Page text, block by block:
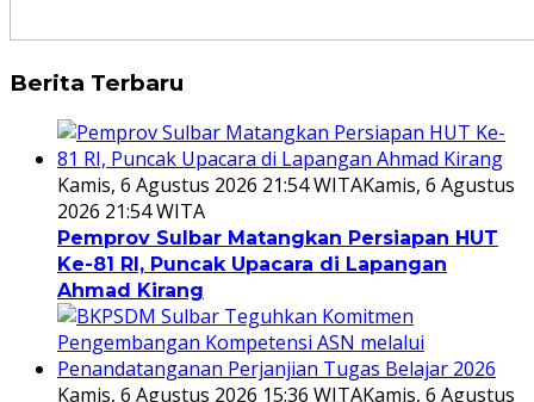
Berita Terbaru
Kamis, 6 Agustus 2026 21:54 WITAKamis, 6 Agustus
2026 21:54 WITA
Pemprov Sulbar Matangkan Persiapan HUT
Ke-81 RI, Puncak Upacara di Lapangan
Ahmad Kirang
Kamis, 6 Agustus 2026 15:36 WITAKamis, 6 Agustus